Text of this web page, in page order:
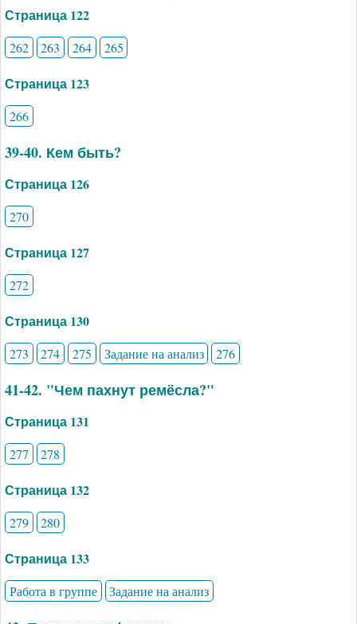
Страница 122
262 263 264 265
Страница 123
266
39-40. Кем быть?
Страница 126
270
Страница 127
272
Страница 130
273 274 275 Задание на анализ 276
41-42. "Чем пахнут ремёсла?"
Страница 131
277 278
Страница 132
279 280
Страница 133
Работа в группе Задание на анализ